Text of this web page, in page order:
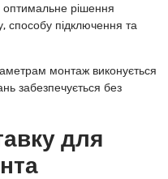
оптимальне рішення
способу підключення та
монтаж виконується
забезпечується без
для